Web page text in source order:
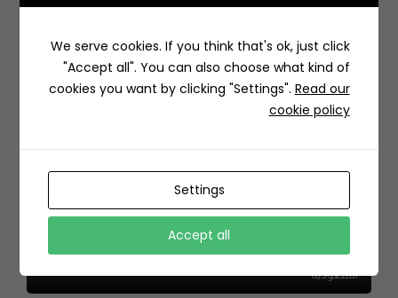
FOOD STAR|فود ستار
852J+34F Al Khobar Saudi Arabia
حي, 6787 طريق الملك عبدالعزيز، العارض، الرياض 13335 2676،
السعودية
We serve cookies. If you think that's ok, just click
"Accept all". You can also choose what kind of
cookies you want by clicking "Settings". Read our
cookie policy
Settings
Accept all